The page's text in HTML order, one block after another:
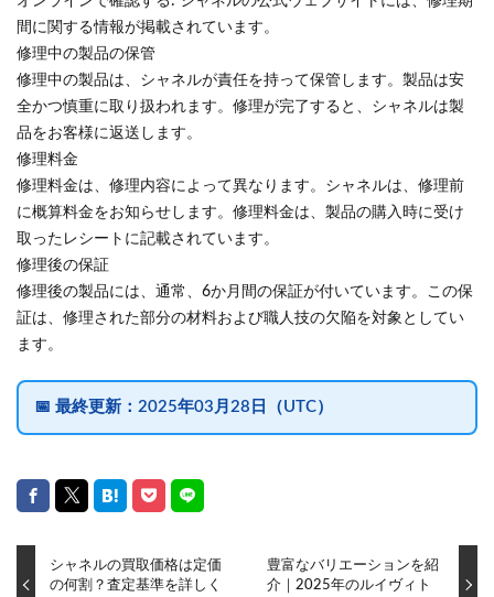
間に関する情報が掲載されています。
修理中の製品の保管
修理中の製品は、シャネルが責任を持って保管します。製品は安
全かつ慎重に取り扱われます。修理が完了すると、シャネルは製
品をお客様に返送します。
修理料金
修理料金は、修理内容によって異なります。シャネルは、修理前
に概算料金をお知らせします。修理料金は、製品の購入時に受け
取ったレシートに記載されています。
修理後の保証
修理後の製品には、通常、6か月間の保証が付いています。この保
証は、修理された部分の材料および職人技の欠陥を対象としてい
ます。
📅 最終更新： 2025年03月28日（UTC）
シャネルの買取価格は定価
の何割？査定基準を詳しく
豊富なバリエーションを紹
介｜2025年のルイヴィト